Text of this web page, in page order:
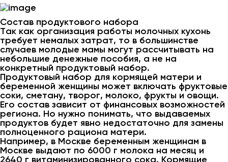
Состав продуктового набора
Так как организация работы молочных кухонь
требует немалых затрат, то в большинстве
случаев молодые мамы могут рассчитывать на
небольшие денежные пособия, а не на
конкретный продуктовый набор.
Продуктовый набор для кормящей матери и
беременной женщины может включать фруктовые
соки, сметану, творог, молоко, фрукты и овощи.
Его состав зависит от финансовых возможностей
региона. Но нужно понимать, что выдаваемых
продуктов будет явно недостаточно для замены
полноценного рациона матери.
Например, в Москве беременным женщинам в
Москве выдают по 6000 г молока на месяц и
2640 г витаминизированного сока. Кормящие